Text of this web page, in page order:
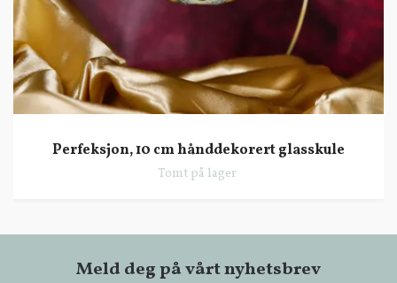
Perfeksjon, 10 cm hånddekorert glasskule
Tomt på lager
Meld deg på vårt nyhetsbrev